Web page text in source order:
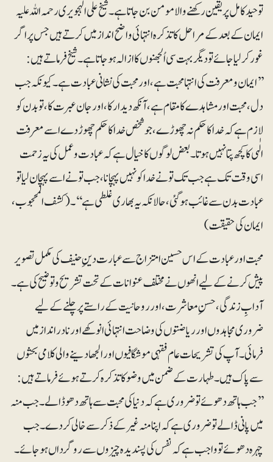
توحید کامل پر یقین رکھنے والا مومن بن جاتا ہے۔ شیخ علی الہجویری رحمہ اللہ علیہ
ایمان کے بعد کے مراحل کا تذکرہ انتہائی واضح انداز میں کرتے ہیں جس پر اگر
غور کر لیا جائے تو دیگر بہت سی اُلجھنوں کا ازالہ ہو جاتا ہے۔ شیخ فرماتے ہیں:
’’ایمان ومعرفت کی انتہا محبت ہے، اور محبت کی نشانی عبادت ہے۔ کیونکہ جب
دل ، محبت اور مشاہدے کا مقام ہے، آنکھ دیدار کا، اور جان عبرت کا، تو بدن کو
لازم ہے کہ خدا کا حکم نہ چھوڑے، جو شخص خدا کا حکم چھوڑ دے اسے معرفت
الٰہی کا کچھ پتا نہیں ہوتا۔ بعض لوگوں کا خیال ہے کہ عبادت وعمل کی یہ زحمت
اسی وقت تک ہے جب تک تونے خدا کو نہیں پہچانا، جب تونے اسے پہچان لیا تو
عبادت بدن سے غائب ہوگئی، حالانکہ یہ بھاری غلطی ہے‘‘۔(کشف المحجوب،
ایمان کی حقیقت)
محبت اور عبادت کے اس حسین امتزاج سے عبارت دین ِحنیف کی مکمل تصویر
پیش کرنے کے لیے انھوں نے مختلف عنوانات کے تحت تشریح وتوضیح کی ہے۔
آدابِ زندگی، حسنِ معاشرت، اور روحانیت کے راستے پر چلنے کے لیے
ضروری مجاہدوں اور ریاضتوں کی وضاحت انتہائی انوکھے اور نادر انداز میں
فرمائی۔ آپ کی تشریحات عام فقہی موشگافیوں اور الجھا دینے والی کلامی بحثوں
سے پاک ہیں۔ طہارت کے ضمن میں وضو کاتذکرہ کرتے ہوئے فرماتے ہیں:
’’جب ہاتھ دھوئے تو ضروری ہے کہ دنیا کی محبت سے ہاتھ دھو ڈالے۔ جب منہ
میں پانی ڈالے تو ضروری ہے کہ اپنا منہ غیر کے ذکر سے خالی کردے۔ جب
چہرہ دھوئے تو واجب ہے کہ نفس کی پسندیدہ چیزوں سے روگرداں ہوجائے۔